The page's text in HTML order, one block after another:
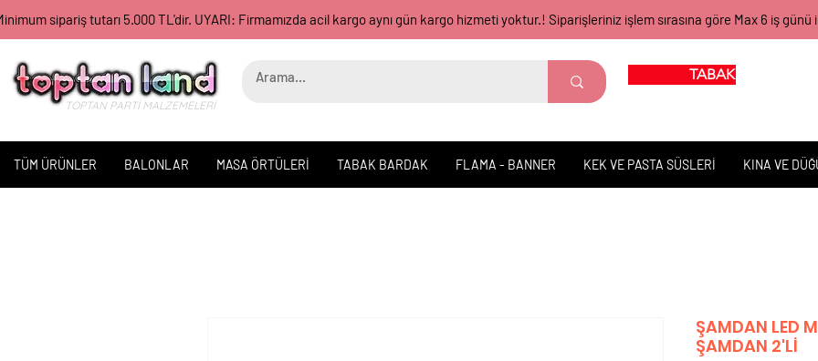
sipariş tutarı 5.000 TL'dir. UYARI: Firmamızda acil kargo aynı gün kargo hizmeti yoktur.! Siparişleriniz işlem sırasına göre Max 6 iş
TOPTAN PARTİ MALZEMELERİ
TABAK BARDAK
TÜM ÜRÜNLER BALONLAR MASA ÖRTÜLERİ TABAK BARDAK FLAMA - BANNER KEK VE PASTA SÜSLERİ KINA VE
ŞAMDAN LED
ŞAMDAN 2'Lİ